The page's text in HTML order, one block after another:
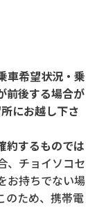
車希望状況・乗
前後する場合が
にお越し下さ
約するものでは
、チョイソコセ
お持ちでない場
のため、携帯電